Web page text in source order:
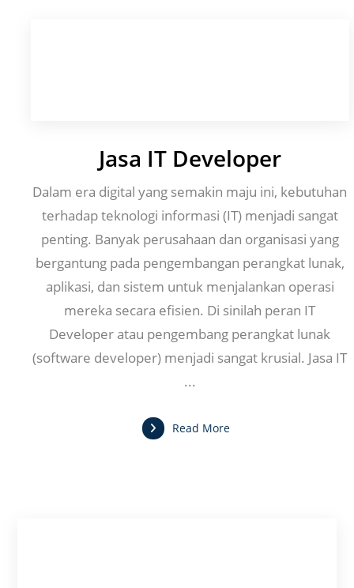
Jasa IT Developer
Dalam era digital yang semakin maju ini, kebutuhan
terhadap teknologi informasi (IT) menjadi sangat
penting. Banyak perusahaan dan organisasi yang
bergantung pada pengembangan perangkat lunak,
aplikasi, dan sistem untuk menjalankan operasi
mereka secara efisien. Di sinilah peran IT
Developer atau pengembang perangkat lunak
(software developer) menjadi sangat krusial. Jasa IT
...
Read More